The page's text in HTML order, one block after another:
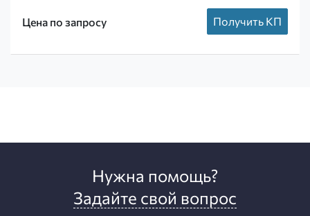
Цена по запросу Получить КП
Нужна помощь?
Задайте свой вопрос